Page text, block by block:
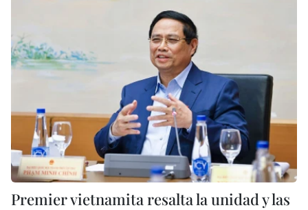
Premier vietnamita resalta la unidad y las